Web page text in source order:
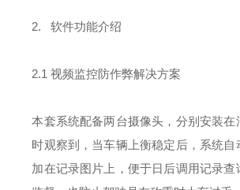
2. 软件功能介绍
2.1 视频监控防作弊解决方案
本套系统配备两台摄像头，分别安装
时观察到，当车辆上衡稳定后，系统
加在记录图片上，便于日后调用记录